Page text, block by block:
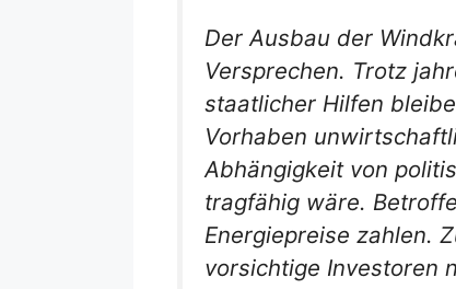
Der Ausbau der
Versprechen. Trotz
staatlicher Hilfen
Vorhaben
Abhängigkeit von
tragfähig wäre.
Energiepreise zahlen.
vorsichtige Investoren